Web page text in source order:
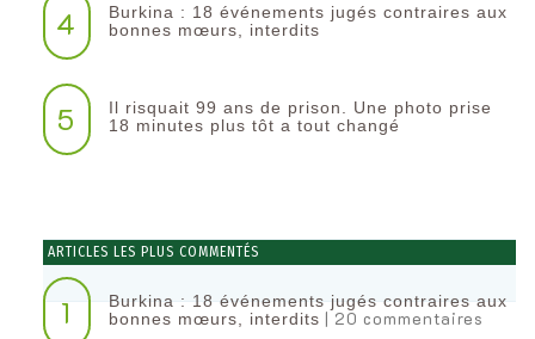
4
Burkina : 18 événements jugés contraires aux
bonnes mœurs, interdits
5
Il risquait 99 ans de prison. Une photo prise
18 minutes plus tôt a tout changé
ARTICLES LES PLUS COMMENTÉS
1
Burkina : 18 événements jugés contraires aux
bonnes mœurs, interdits | 20 commentaires